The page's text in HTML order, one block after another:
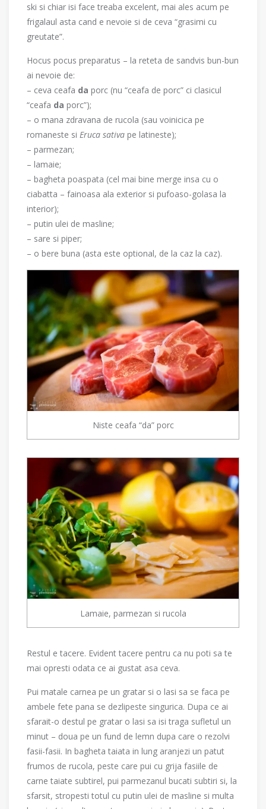
ski si chiar isi face treaba excelent, mai ales acum pe
frigalaul asta cand e nevoie si de ceva “grasimi cu
greutate”.
Hocus pocus preparatus – la reteta de sandvis bun-bun
ai nevoie de:
– ceva ceafa da porc (nu “ceafa de porc” ci clasicul
“ceafa da porc”);
– o mana zdravana de rucola (sau voinicica pe
romaneste si Eruca sativa pe latineste);
– parmezan;
– lamaie;
– bagheta poaspata (cel mai bine merge insa cu o
ciabatta – fainoasa ala exterior si pufoaso-golasa la
interior);
– putin ulei de masline;
– sare si piper;
– o bere buna (asta este optional, de la caz la caz).
Niste ceafa “da” porc
Lamaie, parmezan si rucola
Restul e tacere. Evident tacere pentru ca nu poti sa te
mai opresti odata ce ai gustat asa ceva.
Pui matale carnea pe un gratar si o lasi sa se faca pe
ambele fete pana se dezlipeste singurica. Dupa ce ai
sfarait-o destul pe gratar o lasi sa isi traga sufletul un
minut – doua pe un fund de lemn dupa care o rezolvi
fasii-fasii. In bagheta taiata in lung aranjezi un patut
frumos de rucola, peste care pui cu grija fasiile de
carne taiate subtirel, pui parmezanul bucati subtiri si, la
sfarsit, stropesti totul cu putin ulei de masline si multa